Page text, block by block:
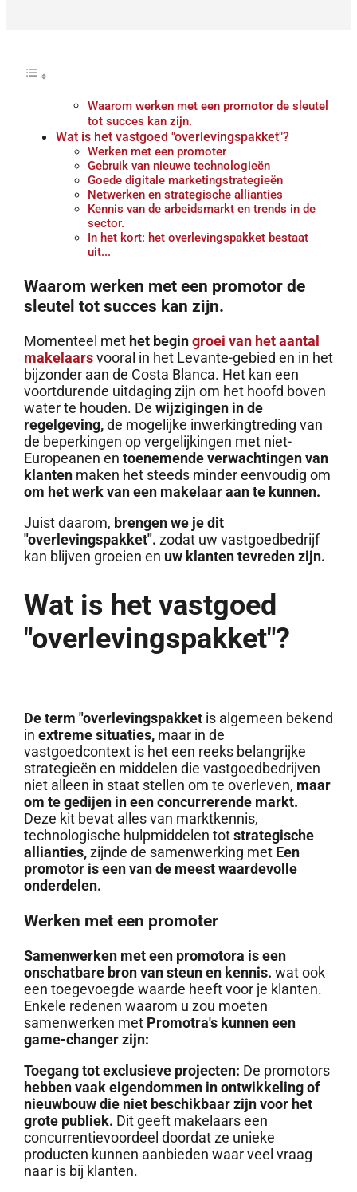
Waarom werken met een promotor de sleutel
tot succes kan zijn.
Wat is het vastgoed "overlevingspakket"?
Werken met een promoter
Gebruik van nieuwe technologieën
Goede digitale marketingstrategieën
Netwerken en strategische allianties
Kennis van de arbeidsmarkt en trends in de
sector.
In het kort: het overlevingspakket bestaat
uit...
Waarom werken met een promotor de
sleutel tot succes kan zijn.
Momenteel met het begingroei van het aantal
makelaars vooral in het Levante-gebied en in het
bijzonder aan de Costa Blanca. Het kan een
voortdurende uitdaging zijn om het hoofd boven
water te houden. De wijzigingen in de
regelgeving,de mogelijke inwerkingtreding van
de beperkingen op vergelijkingen met niet-
Europeanen en toenemende verwachtingen van
klantenmaken het steeds minder eenvoudig om
om het werk van een makelaar aan te kunnen.
Juist daarom, brengen we je dit
"overlevingspakket". zodat uw vastgoedbedrijf
kan blijven groeien en uw klanten tevreden zijn.
Wat is het vastgoed
"overlevingspakket"?
De term "overlevingspakket is algemeen bekend
in extreme situaties,maar in de
vastgoedcontext is het een reeks belangrijke
strategieën en middelen die vastgoedbedrijven
niet alleen in staat stellen om te overleven, maar
om te gedijen in een concurrerende markt.
Deze kit bevat alles van marktkennis,
technologische hulpmiddelen totstrategische
allianties,zijnde de samenwerking met Een
promotor is een van de meest waardevolle
onderdelen.
Werken met een promoter
Samenwerken met een promotora is een
onschatbare bron van steun en kennis. wat ook
een toegevoegde waarde heeft voor je klanten.
Enkele redenen waarom u zou moeten
samenwerken metPromotra's kunnen een
game-changer zijn:
Toegang tot exclusieve projecten: De promotors
hebben vaak eigendommen in ontwikkeling of
nieuwbouw die niet beschikbaar zijn voor het
grote publiek. Dit geeft makelaars een
concurrentievoordeel doordat ze unieke
producten kunnen aanbieden waar veel vraag
naar is bij klanten.